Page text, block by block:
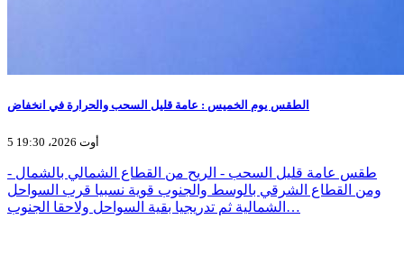
الطقس يوم الخميس : عامة قليل السحب والحرارة في انخفاض
5 أوت 2026، 19:30
- طقس عامة قليل السحب - الريح من القطاع الشمالي بالشمال
ومن القطاع الشرقي بالوسط والجنوب قوية نسبيا قرب السواحل
الشمالية ثم تدريجيا بقية السواحل ولاحقا الجنوب…